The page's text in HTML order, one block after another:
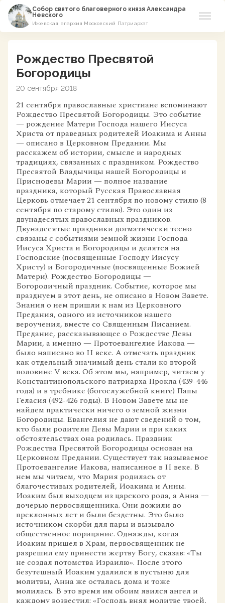
Собор святого благоверного князя Александра
Невского
Ижевская епархия Московский Патриархат
Азы Православия
Расписание
Виртуальный музей
Пожертвование
Контакты
Рождество Пресвятой
Богородицы
20 сентября 2018
21 сентября православные христиане вспоминают
Рождество Пресвятой Богородицы. Это событие
— рождение Матери Господа нашего Иисуса
Христа от праведных родителей Иоакима и Анны
— описано в Церковном Предании. Мы
расскажем об истории, смысле и народных
традициях, связанных с праздником. Рождество
Пресвятой Владычицы нашей Богородицы и
Приснодевы Марии — полное название
праздника, который Русская Православная
Церковь отмечает 21 сентября по новому стилю (8
сентября по старому стилю). Это один из
двунадесятых православных праздников.
Двунадесятые праздники догматически тесно
связаны с событиями земной жизни Господа
Иисуса Христа и Богородицы и делятся на
Господские (посвященные Господу Иисусу
Христу) и Богородичные (посвященные Божией
Матери). Рождество Богородицы —
Богородичный праздник. Событие, которое мы
празднуем в этот день, не описано в Новом Завете.
Знания о нем пришли к нам из Церковного
Предания, одного из источников нашего
вероучения, вместе со Священным Писанием.
Предание, рассказывающее о Рождестве Девы
Марии, а именно — Протоевангелие Иакова —
было написано во II веке. А отмечать праздник
как отдельный значимый день стали ко второй
половине V века. Об этом мы, например, читаем у
Константинопольского патриарха Прокла (439-446
года) и в требнике (богослужебной книге) Папы
Геласия (492-426 годы). В Новом Завете мы не
найдем практически ничего о земной жизни
Богородицы. Евангелия не дают сведений о том,
кто были родители Девы Марии и при каких
обстоятельствах она родилась. Праздник
Рождества Пресвятой Богородицы основан на
Церковном Предании. Существует так называемое
Протоевангелие Иакова, написанное в II веке. В
нем мы читаем, что Мария родилась от
благочестивых родителей, Иоакима и Анны.
Иоаким был выходцем из царского рода, а Анна —
дочерью первосвященника. Они дожили до
преклонных лет и были бездетны. Это было
источником скорби для пары и вызывало
общественное порицание. Однажды, когда
Иоаким пришел в Храм, первосвященник не
разрешил ему принести жертву Богу, сказав: «Ты
не создал потомства Израилю». После этого
безутешный Иоаким удалился в пустыню для
молитвы, Анна же осталась дома и тоже
молилась. В это время им обоим явился ангел и
каждому возвестил: «Господь внял молитве твоей,